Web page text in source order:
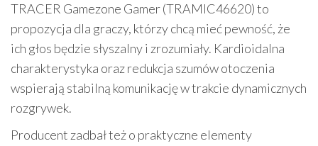
TRACER Gamezone Gamer (TRAMIC46620) to
propozycja dla graczy, którzy chcą mieć pewność, że
ich głos będzie słyszalny i zrozumiały. Kardioidalna
charakterystyka oraz redukcja szumów otoczenia
wspierają stabilną komunikację w trakcie dynamicznych
rozgrywek.
Producent zadbał też o praktyczne elementy